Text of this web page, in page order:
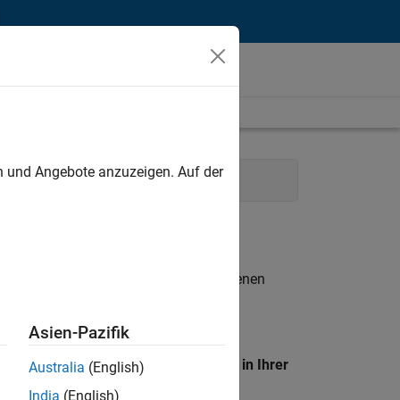
Human Resources
. Wenn Sie noch immer keine offenen
unseres
Standort, um alle Stellenangebote in Ihrer
Angebote anzuzeigen. Auf der
Asien-Pazifik
Australia (English)
India (English)